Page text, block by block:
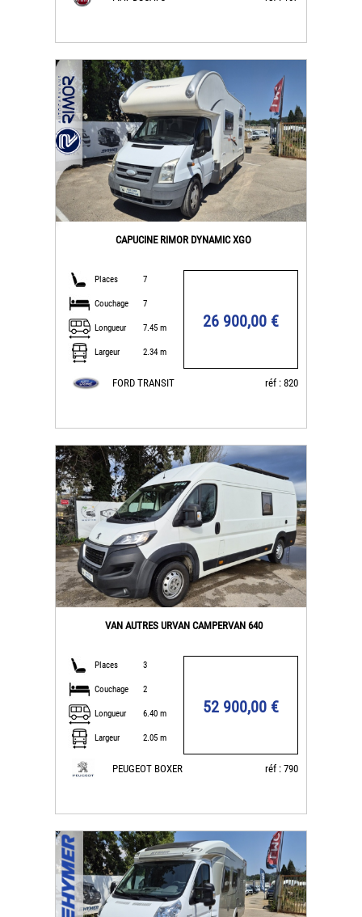
CAPUCINE RIMOR DYNAMIC XGO
Places 7
Couchage 7
Longueur 7.45 m
Largeur 2.34 m
26 900,00 €
FORD TRANSIT réf : 820
VAN AUTRES URVAN CAMPERVAN 640
Places 3
Couchage 2
Longueur 6.40 m
Largeur 2.05 m
52 900,00 €
PEUGEOT BOXER réf : 790